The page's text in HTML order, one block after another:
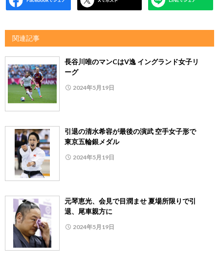
関連記事
長谷川唯のマンCはV逸 イングランド女子リ
ーグ
2024年5月19日
引退の清水希容が最後の演武 空手女子形で
東京五輪銀メダル
2024年5月19日
元琴恵光、会見で目潤ませ 夏場所限りで引
退、尾車親方に
2024年5月19日